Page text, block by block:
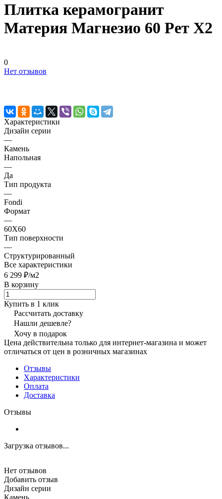
Плитка керамогранит
Материя Магнезио 60 Рет Х2
0
Нет отзывов
Характеристики
Дизайн серии
—
Камень
Напольная
—
Да
Тип продукта
—
Fondi
Формат
—
60X60
Тип поверхности
—
Структурированный
Все характеристики
6 299 ₽/м2
В корзину
Купить в 1 клик
Рассчитать доставку
Нашли дешевле?
Хочу в подарок
Цена действительна только для интернет-магазина и может
отличаться от цен в розничных магазинах
Отзывы
Характеристики
Оплата
Доставка
Отзывы
Загрузка отзывов...
Нет отзывов
Добавить отзыв
Дизайн серии
Камень